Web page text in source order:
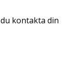
kontakta din